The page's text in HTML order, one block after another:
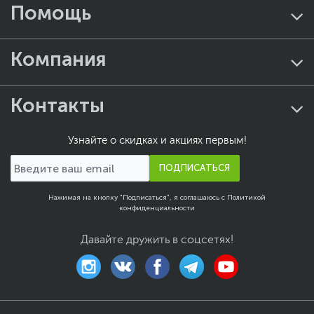
процессорах Intel Core i5
Отличное соотношение цены и производительности
Процессоры Intel Core i5 предлагают достаточно
доступными моделями, при этом они имеют более
делает системные блоки на базе Core i5 идеальным
профессионалов в области мультимедиа.
Мощность для повседневных задач. Эти процессоры
обладают достаточной мощностью для выполнения
большинства повседневных задач, таких как интернет-
серфинг, обработка текстовых документов, просмотр
видео, работа с фотографиями и другие типичные
редактирование видео или запуск современных
Поддержка новейших технологий. Процессоры Intel Core
последних технологий, таких как USB 3.0, Thunderbolt, Wi-
Помощь
Компания
Контакты
Узнайте о скидках и акциях первым!
ПОДПИСАТЬСЯ
Нажимая на кнопку "Подписаться", я соглашаюсь с Политикой
конфиденциальности
Давайте дружить в соцсетях!